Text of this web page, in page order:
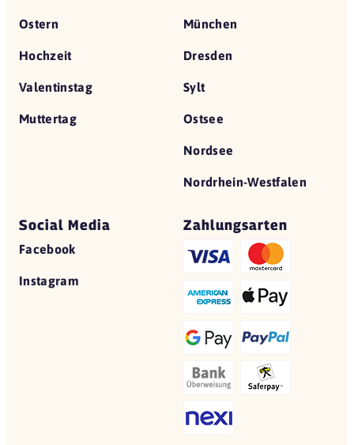
Ostern
Hochzeit
Valentinstag
Muttertag
München
Dresden
Sylt
Ostsee
Nordsee
Nordrhein-Westfalen
Social Media
Facebook
Instagram
Zahlungsarten